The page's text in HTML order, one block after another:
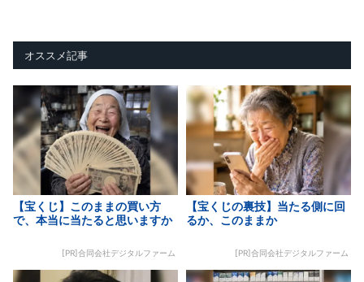
オススメ記事
【宝くじ】このままの買い方
で、本当に当たると思いますか
[PR]合同会社デジタルファーム
【宝くじの裏技】当たる側に回
るか、このままか
[PR]合同会社デジタルファーム